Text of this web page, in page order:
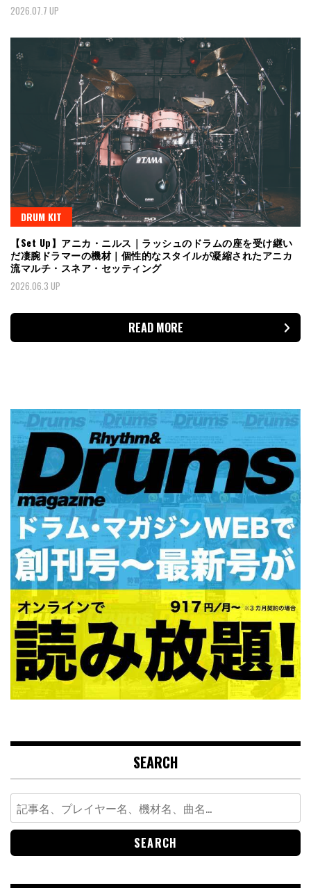
2026.07.7 UP
DRUM KIT
【Set Up】アニカ・ニルス｜ラッシュのドラムの座を受け継い
だ凄腕ドラマーの機材｜個性的なスタイルが凝縮されたアニカ
流マルチ・スネア・セッティング
2026.06.3 UP
READ MORE
SEARCH
Search
for: